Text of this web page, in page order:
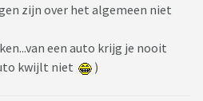
zijn over het algemeen niet
een auto krijg je nooit
kwijlt niet )